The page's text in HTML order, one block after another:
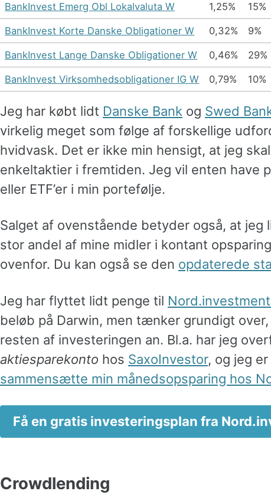
BankInvest Emerg Obl Lokalvaluta W 1,25% 15%
BankInvest Korte Danske Obligationer W 0,32% 9%
BankInvest Lange Danske Obligationer W 0,46% 29%
BankInvest Virksomhedsobligationer IG W 0,79% 10%
Jeg har købt lidt Danske Bank og Swed
virkelig meget som følge af forskellige
hvidvask. Det er ikke min hensigt, at jeg
enkeltaktier i fremtiden. Jeg vil enten have
eller ETF’er i min portefølje.
Salget af ovenstående betyder også, at jeg
stor andel af mine midler i kontant
ovenfor. Du kan også se den opdaterede
Jeg har flyttet lidt penge til
beløb på Darwin, men tænker grundigt
resten af investeringen an. Bl.a. har jeg
aktiesparekonto hos SaxoInvestor, og jeg
sammensætte min månedsopsparing hos
Få en gratis investeringsplan fra
Crowdlending